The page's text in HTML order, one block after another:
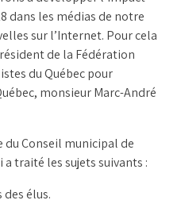
dans les médias de notre
sur l’Internet. Pour cela
de la Fédération
du Québec pour
monsieur Marc-André
du Conseil municipal de
traité les sujets suivants :
élus.